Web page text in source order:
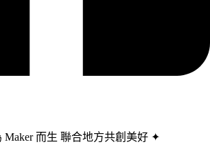
而生 聯合地方共創美好 ✦